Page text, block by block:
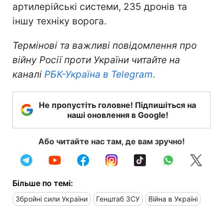
артилерійські системи, 235 дронів та
іншу техніку ворога.
Термінові та важливі повідомлення про
війну Росії проти України читайте на
каналі РБК-Україна в Telegram.
Не пропустіть головне! Підпишіться на
наші оновлення в Google!
Або читайте нас там, де вам зручно!
Більше по темі:
Збройні сили України Генштаб ЗСУ Війна в Україні